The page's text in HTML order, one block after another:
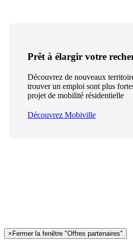
Prêt à élargir votre
Découvrez de nouveaux
trouver un emploi sont plus
projet de mobilité résidentielle
Découvrez Mobiville
× Fermer la fenêtre "Offres partenaires"